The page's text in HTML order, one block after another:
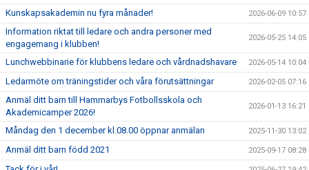
Kunskapsakademin nu fyra månader! 2026-06-09 10:57
Information riktat till ledare och andra personer med
engagemang i klubben!
2026-05-25 14:05
Lunchwebbinarie för klubbens ledare och vårdnadshavare 2026-05-14 10:04
Ledarmöte om träningstider och våra förutsättningar 2026-02-05 07:16
Anmäl ditt barn till Hammarbys Fotbollsskola och
Akademicamper 2026!
2026-01-13 16:21
Måndag den 1 december kl.08.00 öppnar anmälan 2025-11-30 13:02
Anmäl ditt barn född 2021 2025-09-17 08:28